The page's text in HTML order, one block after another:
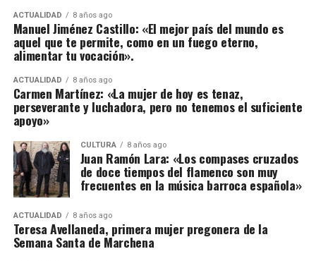
ACTUALIDAD 8 años ago
Manuel Jiménez Castillo: «El mejor país del mundo es
aquel que te permite, como en un fuego eterno,
alimentar tu vocación».
ACTUALIDAD 8 años ago
Carmen Martínez: «La mujer de hoy es tenaz,
perseverante y luchadora, pero no tenemos el suficiente
apoyo»
CULTURA 8 años ago
Juan Ramón Lara: «Los compases cruzados
de doce tiempos del flamenco son muy
frecuentes en la música barroca española»
ACTUALIDAD 8 años ago
Teresa Avellaneda, primera mujer pregonera de la
Semana Santa de Marchena